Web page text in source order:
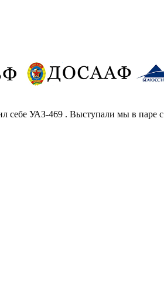
УАЗ-469 . Выступали мы в паре с